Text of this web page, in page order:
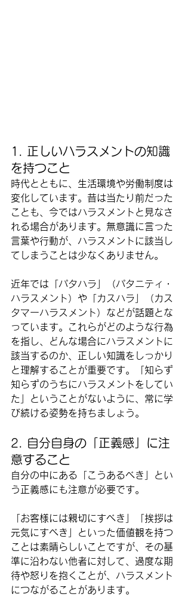
1. 正しいハラスメントの知識
を持つこと
時代とともに、生活環境や労働制度は
変化しています。昔は当たり前だった
ことも、今ではハラスメントと見なさ
れる場合があります。無意識に言った
言葉や行動が、ハラスメントに該当し
てしまうことは少なくありません。
近年では「パタハラ」（パタニティ・
ハラスメント）や「カスハラ」（カス
タマーハラスメント）などが話題とな
っています。これらがどのような行為
を指し、どんな場合にハラスメントに
該当するのか、正しい知識をしっかり
と理解することが重要です。「知らず
知らずのうちにハラスメントをしてい
た」ということがないように、常に学
び続ける姿勢を持ちましょう。
2. 自分自身の「正義感」に注
意すること
自分の中にある「こうあるべき」とい
う正義感にも注意が必要です。
「お客様には親切にすべき」「挨拶は
元気にすべき」といった価値観を持つ
ことは素晴らしいことですが、その基
準に沿わない他者に対して、過度な期
待や怒りを抱くことが、ハラスメント
につながることがあります。